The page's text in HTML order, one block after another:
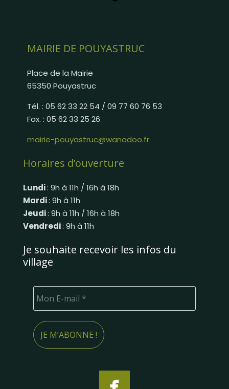
MAIRIE DE POUYASTRUC
Place de la Mairie
65350 Pouyastruc
Tél. : 05 62 33 22 54 / 09 77 60 76 53
Fax. : 05 62 33 25 26
mairie-pouyastruc@wanadoo.fr
Horaires d’ouverture
Lundi: 9h à 11h / 16h à 18h
Mardi: 9h à 11h
Jeudi: 9h à 11h / 16h à 18h
Vendredi: 9h à 11h
Je souhaite recevoir les infos du
village